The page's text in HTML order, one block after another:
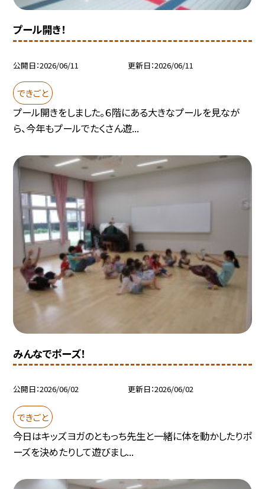
プール開き！
公開日 2026/06/11 更新日 2026/06/11
できごと
プール開きをしました。６階にある大きなプールを見なが
ら、今年もプールでたくさん遊...
みんなでポーズ！
公開日 2026/06/02 更新日 2026/06/02
できごと
今日はキッズヨガのともっち先生と一緒に体を動かしたりポ
ーズを決めたりして遊びまし...